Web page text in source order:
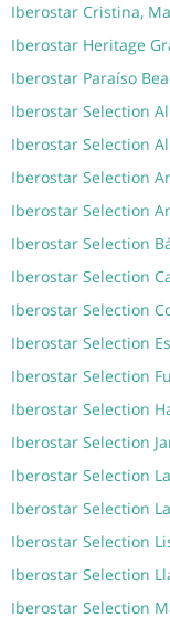
Iberostar Cristina,
Iberostar Heritage
Iberostar Paraíso
Iberostar Selection
Iberostar Selection
Iberostar Selection
Iberostar Selection
Iberostar Selection
Iberostar Selection
Iberostar Selection
Iberostar Selection
Iberostar Selection
Iberostar Selection
Iberostar Selection
Iberostar Selection
Iberostar Selection
Iberostar Selection
Iberostar Selection
Iberostar Selection